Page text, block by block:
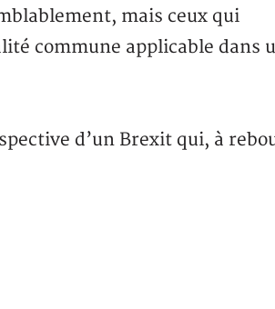
mais ceux qui
commune applicable dans
d’un Brexit qui, à